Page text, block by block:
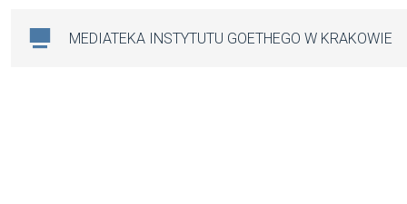
MEDIATEKA INSTYTUTU GOETHEGO W KRAKOWIE